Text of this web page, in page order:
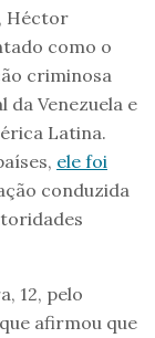
Héctor
como o
criminosa
Venezuela e
Latina.
ele foi
conduzida
12, pelo
afirmou que